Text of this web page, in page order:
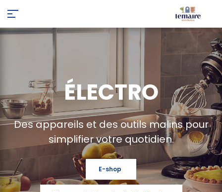
ÉLECTRO
Des appareils et des outils malins pour
simplifier votre quotidien.
E-shop